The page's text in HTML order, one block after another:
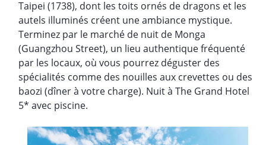
Taipei (1738), dont les toits ornés de dragons et les
autels illuminés créent une ambiance mystique.
Terminez par le marché de nuit de Monga
(Guangzhou Street), un lieu authentique fréquenté
par les locaux, où vous pourrez déguster des
spécialités comme des nouilles aux crevettes ou des
baozi (dîner à votre charge). Nuit à The Grand Hotel
5* avec piscine.